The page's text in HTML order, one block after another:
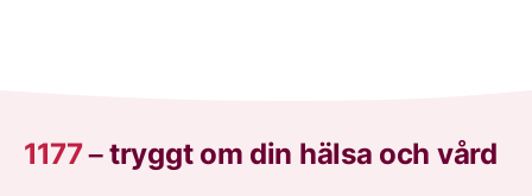
1177–tryggt om din hälsa och vård